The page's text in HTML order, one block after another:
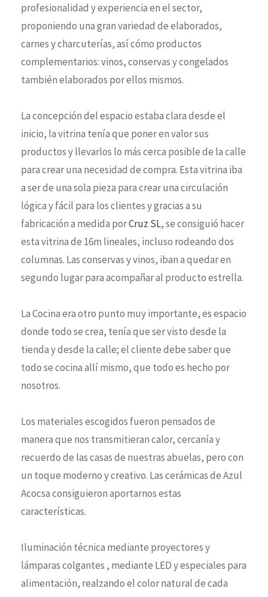
profesionalidad y experiencia en el sector,
proponiendo una gran variedad de elaborados,
carnes y charcuterías, así cómo productos
complementarios: vinos, conservas y congelados
también elaborados por ellos mismos.
La concepción del espacio estaba clara desde el
inicio, la vitrina tenía que poner en valor sus
productos y llevarlos lo más cerca posible de la calle
para crear una necesidad de compra. Esta vitrina iba
a ser de una sola pieza para crear una circulación
lógica y fácil para los clientes y gracias a su
fabricación a medida porCruz SL, se consiguió hacer
esta vitrina de 16m lineales, incluso rodeando dos
columnas. Las conservas y vinos, iban a quedar en
segundo lugar para acompañar al producto estrella.
La Cocina era otro punto muy importante, es espacio
donde todo se crea, tenía que ser visto desde la
tienda y desde la calle; el cliente debe saber que
todo se cocina allí mismo, que todo es hecho por
nosotros.
Los materiales escogidos fueron pensados de
manera que nos transmitieran calor, cercanía y
recuerdo de las casas de nuestras abuelas, pero con
un toque moderno y creativo. Las cerámicas de Azul
Acocsa consiguieron aportarnos estas
características.
Iluminación técnica mediante proyectores y
lámparas colgantes , mediante LED y especiales para
alimentación, realzando el color natural de cada